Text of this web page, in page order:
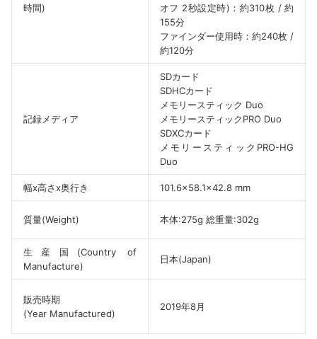
時間)
オフ 2秒設定時)：約310枚 / 約
155分
ファインダー使用時：約240枚 /
約120分
記録メディア
SDカード
SDHCカード
メモリースティック Duo
メモリースティックPRO Duo
SDXCカード
メモリースティックPRO-HG
Duo
幅x高さx奥行き 101.6×58.1×42.8 mm
質量(Weight) 本体:275g 総重量:302g
生産国(Country of
Manufacture)
日本(Japan)
販売時期
(Year Manufactured)
2019年8月